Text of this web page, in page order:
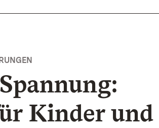
Kinder und